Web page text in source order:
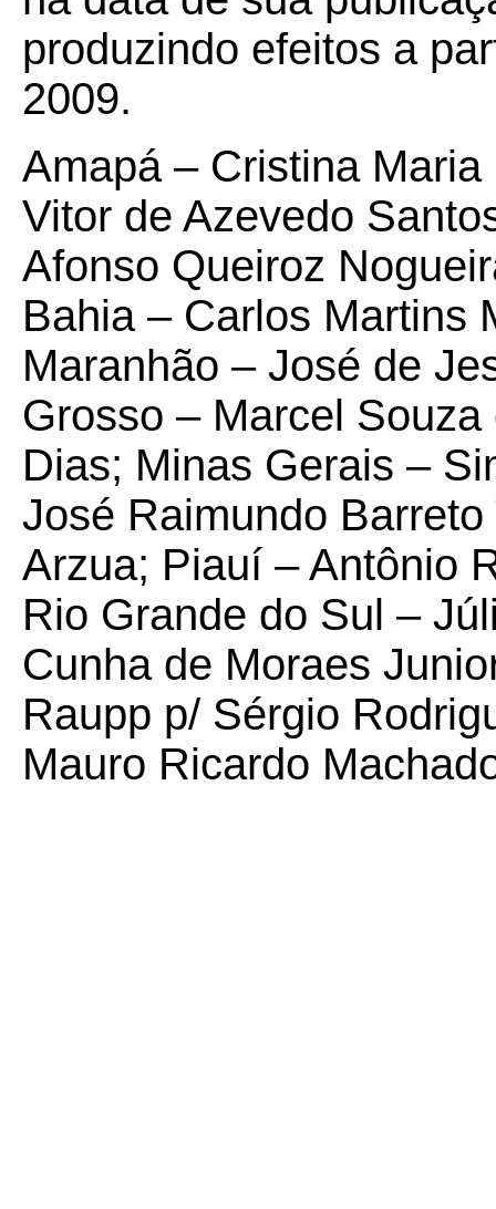
produzindo efeitos a
2009.
Amapá – Cristina
Vitor de Azevedo
Afonso Queiroz
Bahia – Carlos Martins
Maranhão – José de
Grosso – Marcel
Dias; Minas Gerais –
José Raimundo
Arzua; Piauí – Antônio
Rio Grande do Sul –
Cunha de Moraes
Raupp p/ Sérgio
Mauro Ricardo